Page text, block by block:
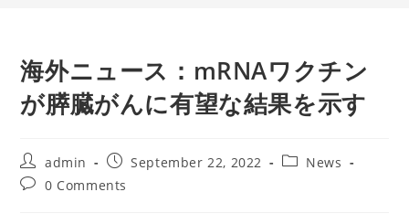
海外ニュース：mRNAワクチン
が膵臓がんに有望な結果を示す
Post
author:
admin
Post
published:
September 22, 2022
PostNews
Post0 Comments